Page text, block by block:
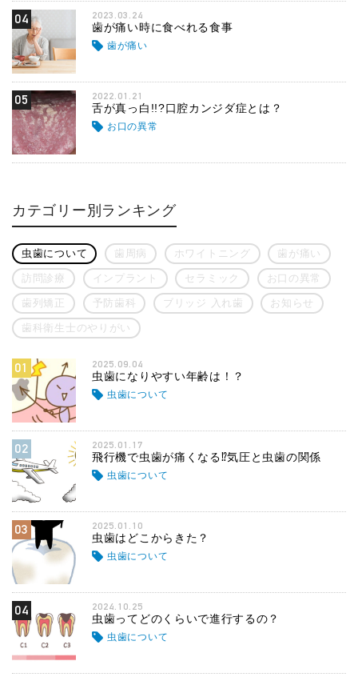
04 2023.03.24
歯が痛い時に食べれる食事
歯が痛い
05 2022.01.21
舌が真っ白!!?口腔カンジダ症とは？
お口の異常
カテゴリー別ランキング
虫歯について 歯周病 ホワイトニング 歯が痛い
訪問診療 インプラント セラミック お口の異常
歯列矯正 予防歯科 ブリッジ 入れ歯 お知らせ
歯科衛生士のやりがい
01 2025.09.04
虫歯になりやすい年齢は！？
虫歯について
02 2025.01.17
飛行機で虫歯が痛くなる⁉気圧と虫歯の関係
虫歯について
03 2025.01.10
虫歯はどこからきた？
虫歯について
04 2024.10.25
虫歯ってどのくらいで進行するの？
虫歯について